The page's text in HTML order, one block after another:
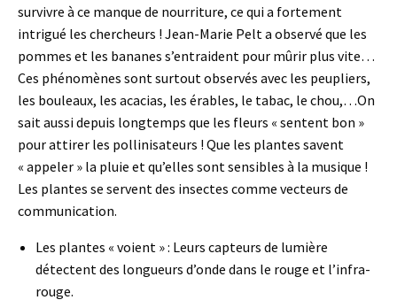
survivre à ce manque de nourriture, ce qui a fortement
intrigué les chercheurs ! Jean-Marie Pelt a observé que les
pommes et les bananes s’entraident pour mûrir plus vite…
Ces phénomènes sont surtout observés avec les peupliers,
les bouleaux, les acacias, les érables, le tabac, le chou,…On
sait aussi depuis longtemps que les fleurs « sentent bon »
pour attirer les pollinisateurs ! Que les plantes savent
« appeler » la pluie et qu’elles sont sensibles à la musique !
Les plantes se servent des insectes comme vecteurs de
communication.
Les plantes « voient » : Leurs capteurs de lumière
détectent des longueurs d’onde dans le rouge et l’infra-
rouge.